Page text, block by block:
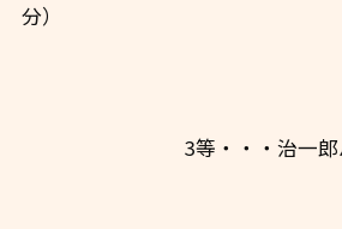
分）
3等・・・治一郎バー